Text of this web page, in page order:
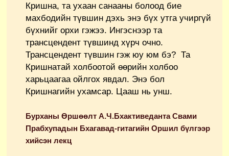
Кришна, та ухаан санааны болоод бие
махбодийн түвшин дэхь энэ бүх утга учиргүй
бүхнийг орхи гэжээ. Ингэснээр та
трансцендент түвшинд хүрч очно.
Трансцендент түвшин гэж юу юм бэ? Та
Кришнатай холбоотой өөрийн холбоо
харьцаагаа ойлгох явдал. Энэ бол
Кришнагийн ухамсар. Цааш нь унш.
Бурханы Өршөөлт А.Ч.Бхактиведанта Свами
Прабхупадын Бхагавад-гитагийн Оршил бүлгээр
хийсэн лекц